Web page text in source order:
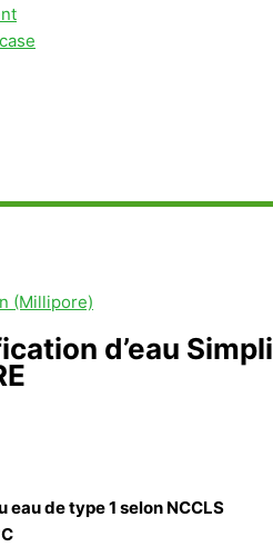
(Millipore)
d’eau
eau de type 1 selon NCCLS